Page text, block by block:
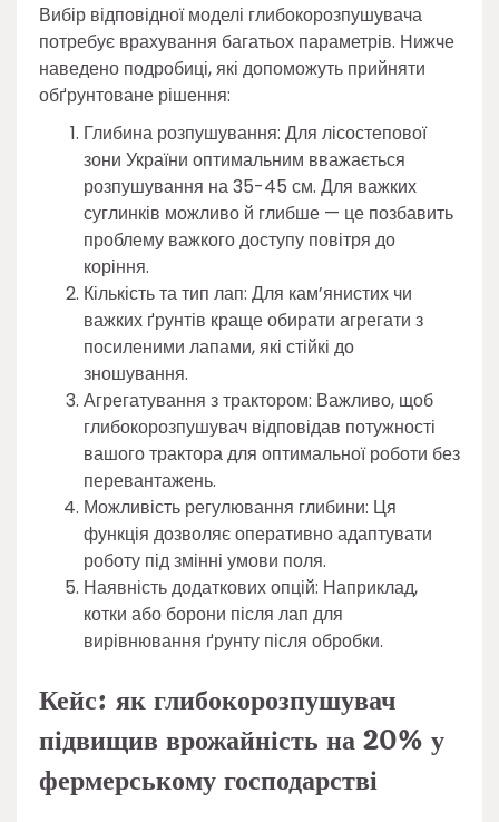
Вибір відповідної моделі глибокорозпушувача
потребує врахування багатьох параметрів. Нижче
наведено подробиці, які допоможуть прийняти
обґрунтоване рішення:
Глибина розпушування: Для лісостепової
зони України оптимальним вважається
розпушування на 35-45 см. Для важких
суглинків можливо й глибше — це позбавить
проблему важкого доступу повітря до
коріння.
Кількість та тип лап: Для кам’янистих чи
важких ґрунтів краще обирати агрегати з
посиленими лапами, які стійкі до
зношування.
Агрегатування з трактором: Важливо, щоб
глибокорозпушувач відповідав потужності
вашого трактора для оптимальної роботи без
перевантажень.
Можливість регулювання глибини: Ця
функція дозволяє оперативно адаптувати
роботу під змінні умови поля.
Наявність додаткових опцій: Наприклад,
котки або борони після лап для
вирівнювання ґрунту після обробки.
Кейс: як глибокорозпушувач
підвищив врожайність на 20% у
фермерському господарстві